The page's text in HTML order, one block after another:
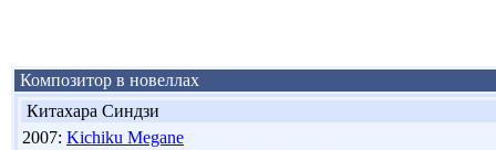
Композитор в новеллах
Китахара Синдзи
2007: Kichiku Megane